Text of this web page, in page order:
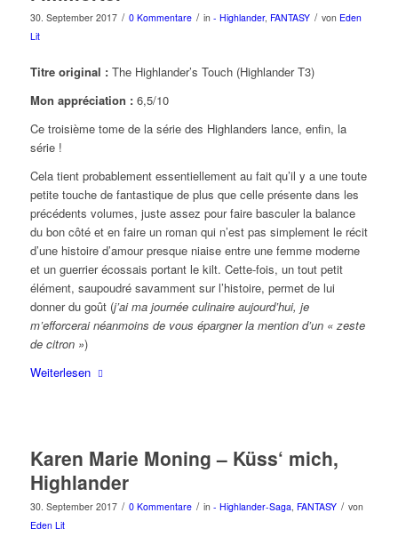
30. September 2017 / 0 Kommentare / in - Highlander, FANTASY / von Eden
Lit
Titre original : The Highlander’s Touch (Highlander T3)
Mon appréciation : 6,5/10
Ce troisième tome de la série des Highlanders lance, enfin, la
série !
Cela tient probablement essentiellement au fait qu’il y a une toute
petite touche de fantastique de plus que celle présente dans les
précédents volumes, juste assez pour faire basculer la balance
du bon côté et en faire un roman qui n’est pas simplement le récit
d’une histoire d’amour presque niaise entre une femme moderne
et un guerrier écossais portant le kilt. Cette-fois, un tout petit
élément, saupoudré savamment sur l’histoire, permet de lui
donner du goût (j’ai ma journée culinaire aujourd’hui, je
m’efforcerai néanmoins de vous épargner la mention d’un « zeste
de citron »)
Weiterlesen
Karen Marie Moning – Küss‘ mich,
Highlander
30. September 2017 / 0 Kommentare / in - Highlander-Saga, FANTASY / von
Eden Lit